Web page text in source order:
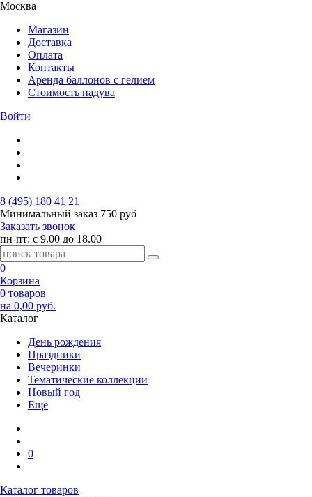
Москва
Магазин
Доставка
Оплата
Контакты
Аренда баллонов с гелием
Стоимость надува
Войти
8 (495) 180 41 21
Минимальный заказ 750 руб
Заказать звонок
пн-пт: с 9.00 до 18.00
0
Корзина
0 товаров
на 0,00 руб.
Каталог
День рождения
Праздники
Вечеринки
Тематические коллекции
Новый год
Ещё
0
Каталог товаров